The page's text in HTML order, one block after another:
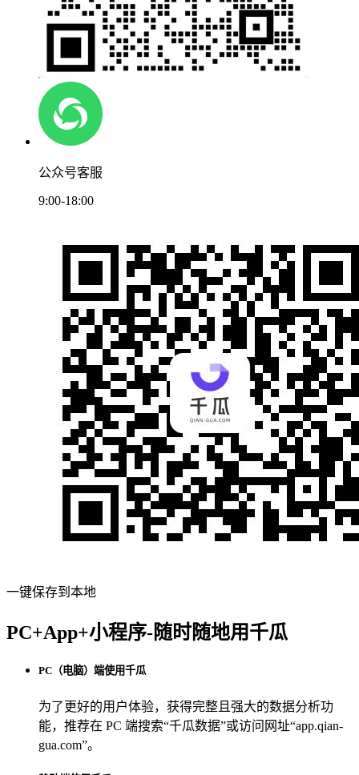
公众号客服
9:00-18:00
一键保存到本地
PC+App+小程序-随时随地用千瓜
PC（电脑）端使用千瓜
为了更好的用户体验，获得完整且强大的数据分析功
能，推荐在 PC 端搜索“千瓜数据”或访问网址“app.qian-
gua.com”。